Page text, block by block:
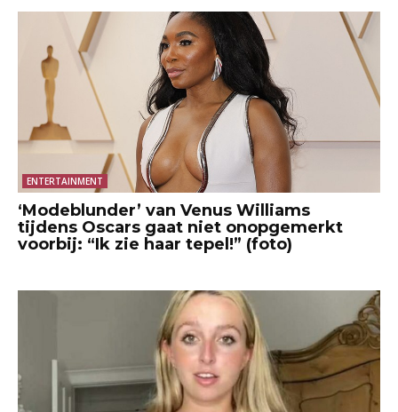
ENTERTAINMENT
‘Modeblunder’ van Venus Williams
tijdens Oscars gaat niet onopgemerkt
voorbij: “Ik zie haar tepel!” (foto)